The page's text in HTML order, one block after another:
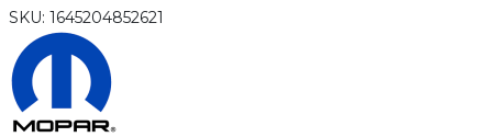
SKU: 1645204852621